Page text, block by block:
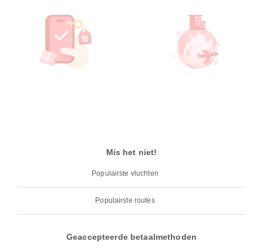
Mis het niet!
Populairste vluchten
Populairste routes
Geaccepteerde betaalmethoden